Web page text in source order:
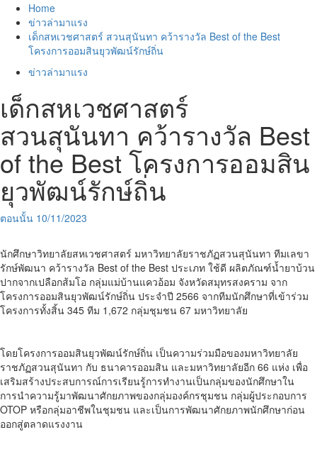
Home
ข่าวล่ามาแรง
เด็กสหเวชศาสตร์ สวนสุนันทา คว้ารางวัล Best of the Best
โครงการออมสินยุวพัฒน์รักษ์ถิ่น
ข่าวล่ามาแรง
เด็กสหเวชศาสตร์
สวนสุนันทา คว้ารางวัล Best
of the Best โครงการออมสิน
ยุวพัฒน์รักษ์ถิ่น
ตอนนั้น 10/11/2023
นักศึกษาวิทยาลัยสหเวชศาสตร์ มหาวิทยาลัยราชภัฏสวนสุนันทา ทีมเลขา
รักษ์พัฒนา คว้ารางวัล Best of the Best ประเภท ใช้ดี ผลิตภัณฑ์น้ำยาบ้วน
ปากจากเปลือกส้มโอ กลุ่มแม่บ้านแควอ้อม จังหวัดสมุทรสงคราม จาก
โครงการออมสินยุวพัฒน์รักษ์ถิ่น ประจำปี 2566 จากทีมนักศึกษาที่เข้าร่วม
โครงการทั้งสิ้น 345 ทีม 1,672 กลุ่มชุมชน 67 มหาวิทยาลัย
โดยโครงการออมสินยุวพัฒน์รักษ์ถิ่น เป็นความร่วมมือของมหาวิทยาลัย
ราชภัฏสวนสุนันทา กับ ธนาคารออมสิน และมหาวิทยาลัยอีก 66 แห่ง เพื่อ
เสริมสร้างประสบการณ์การเรียนรู้การทำงานเป็นกลุ่มของนักศึกษาใน
การนำความรู้มาพัฒนาศักยภาพของกลุ่มองค์กรชุมชน กลุ่มผู้ประกอบการ
OTOP หรือกลุ่มอาชีพในชุมชน และเป็นการพัฒนาศักยภาพนักศึกษาก่อน
ออกสู่ตลาดแรงงาน